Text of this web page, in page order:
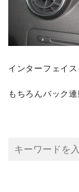
インターフェイ
もちろんバック